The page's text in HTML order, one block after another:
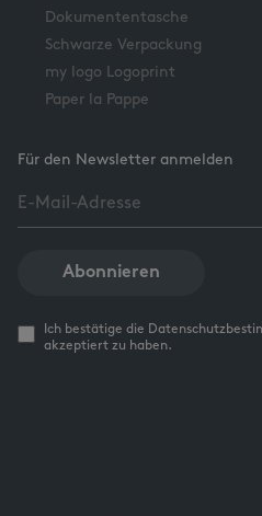
Dokumententasche
Schwarze Verpackung
my logo Logoprint
Paper la Pappe
Für den Newsletter anmelden
Abonnieren
Ich bestätige die
akzeptiert zu haben.